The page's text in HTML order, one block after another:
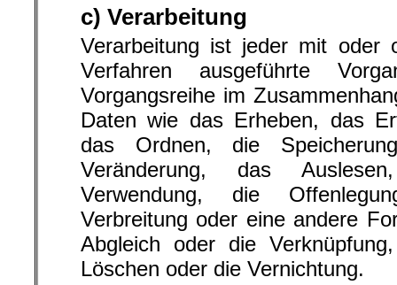
c) Verarbeitung
Verarbeitung ist jeder mit oder
Verfahren ausgeführte
Vorgangsreihe im
Daten wie das Erheben, das
das Ordnen, die
Veränderung, das
Verwendung, die
Verbreitung oder eine andere
Abgleich oder die
Löschen oder die Vernichtung.